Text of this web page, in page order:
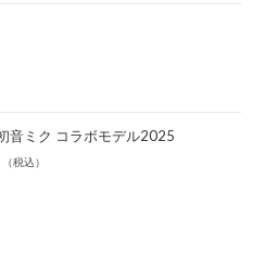
音ミク コラボモデル2025
（税込）